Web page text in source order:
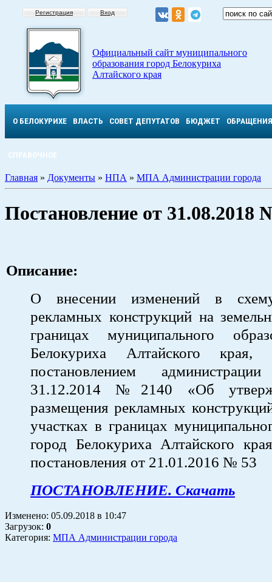
Регистрация Вход
Официальный сайт муниципального
образования город Белокуриха
Алтайского края
О БЕЛОКУРИХЕ ВЛАСТЬ СОВЕТ ДЕПУТАТОВ БЮДЖЕТ ОБРАЩЕНИЯ
СПРАВОЧНОЕ
Главная » Документы » НПА » МПА Администрации города
Постановление от 31.08.2018
Описание:
О внесении изменений в
рекламных конструкций на
границах муниципального
Белокуриха Алтайского края,
постановлением
31.12.2014 №2140 «Об
размещения рекламных
участках в границах
город Белокуриха Алтайского
постановления от 21.01.2016 № 53
ПОСТАНОВЛЕНИЕ. Скачать
Изменено: 05.09.2018 в 10:47
Загрузок: 0
Категория: МПА Администрации города